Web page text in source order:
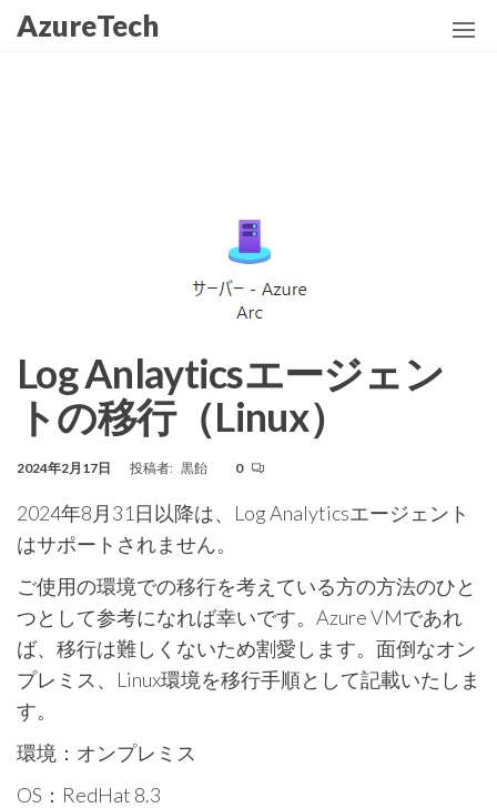
AzureTech
Log Anlayticsエージェン
トの移行（Linux）
2024年2月17日 投稿者: 黒飴 0
2024年8月31日以降は、Log Analyticsエージェント
はサポートされません。
ご使用の環境での移行を考えている方の方法のひと
つとして参考になれば幸いです。Azure VMであれ
ば、移行は難しくないため割愛します。面倒なオン
プレミス、Linux環境を移行手順として記載いたしま
す。
環境：オンプレミス
OS：RedHat 8.3